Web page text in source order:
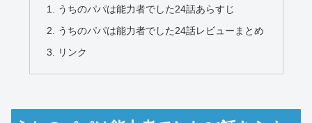
うちのパパは能力者でした24話あらすじ
うちのパパは能力者でした24話レビューまとめ
リンク